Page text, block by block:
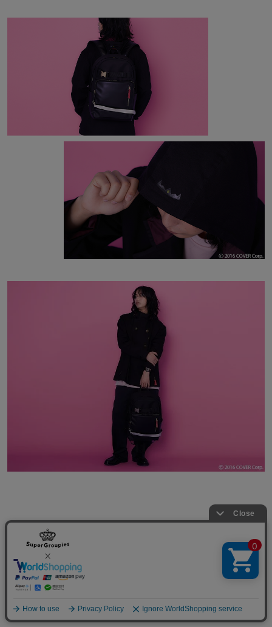
© 2016 COVER Corp.
在庫販売のご案内
商品の在庫販売の情報はこちらから